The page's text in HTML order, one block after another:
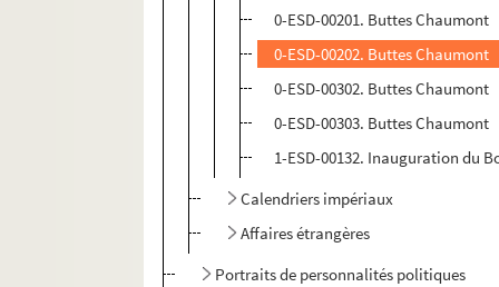
0-ESD-00201. Buttes Chaumont
0-ESD-00202. Buttes Chaumont
0-ESD-00302. Buttes Chaumont
0-ESD-00303. Buttes Chaumont
1-ESD-00132. Inauguration du
Calendriers impériaux
Affaires étrangères
Portraits de personnalités politiques